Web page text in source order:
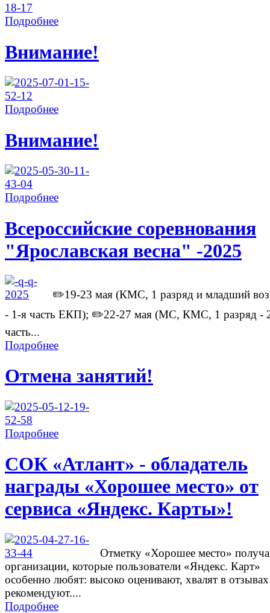
Подробнее
Внимание!
Подробнее
Внимание!
Подробнее
Всероссийские соревнования
"Ярославская весна" -2025
✏️19-23 мая (КМС, 1 разряд и младший
- 1-я часть ЕКП); ✏️22-27 мая (МС, КМС, 1 разряд -
часть...
Подробнее
Отмена занятий!
Подробнее
СОК «Атлант» - обладатель
награды «Хорошее место» от
сервиса «Яндекс. Карты»!
Отметку «Хорошее место»
организации, которые пользователи «Яндекс. Карт»
особенно любят: высоко оценивают, хвалят в
рекомендуют....
Подробнее